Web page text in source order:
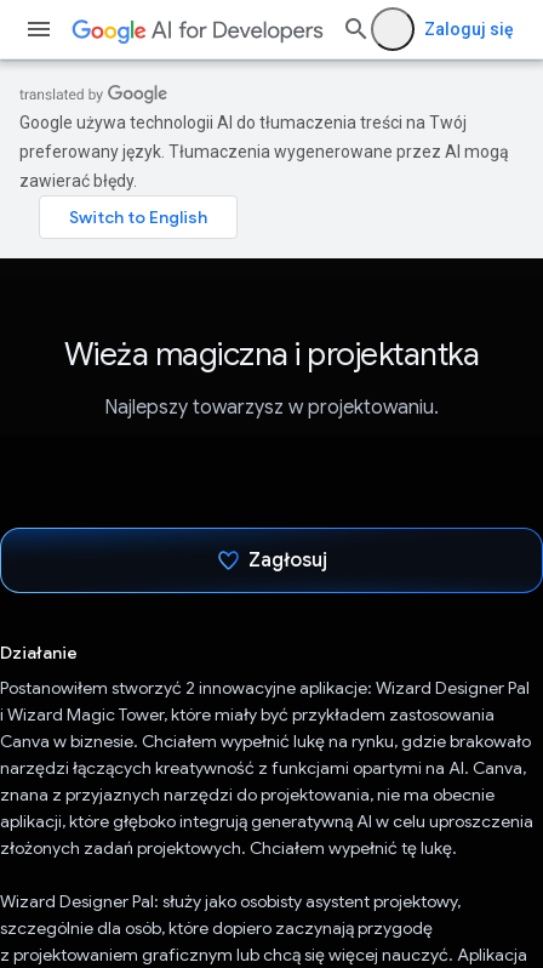
Zaloguj się
Google używa technologii AI do tłumaczenia treści na Twój
preferowany język. Tłumaczenia wygenerowane przez AI mogą
zawierać błędy.
Wieża magiczna i projektantka
Najlepszy towarzysz w projektowaniu.
Zagłosuj
Działanie
Postanowiłem stworzyć 2 innowacyjne aplikacje: Wizard Designer Pal
i Wizard Magic Tower, które miały być przykładem zastosowania
Canva w biznesie. Chciałem wypełnić lukę na rynku, gdzie brakowało
narzędzi łączących kreatywność z funkcjami opartymi na AI. Canva,
znana z przyjaznych narzędzi do projektowania, nie ma obecnie
aplikacji, które głęboko integrują generatywną AI w celu uproszczenia
złożonych zadań projektowych. Chciałem wypełnić tę lukę.
Wizard Designer Pal: służy jako osobisty asystent projektowy,
szczególnie dla osób, które dopiero zaczynają przygodę
z projektowaniem graficznym lub chcą się więcej nauczyć. Aplikacja